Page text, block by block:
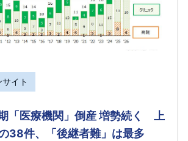
イト
「医療機関」倒産 増勢続く 上
38件、「後継者難」は最多